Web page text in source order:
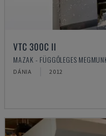
VTC 300C II
MAZAK - FÜGGŐLEGES
DÁNIA 2012